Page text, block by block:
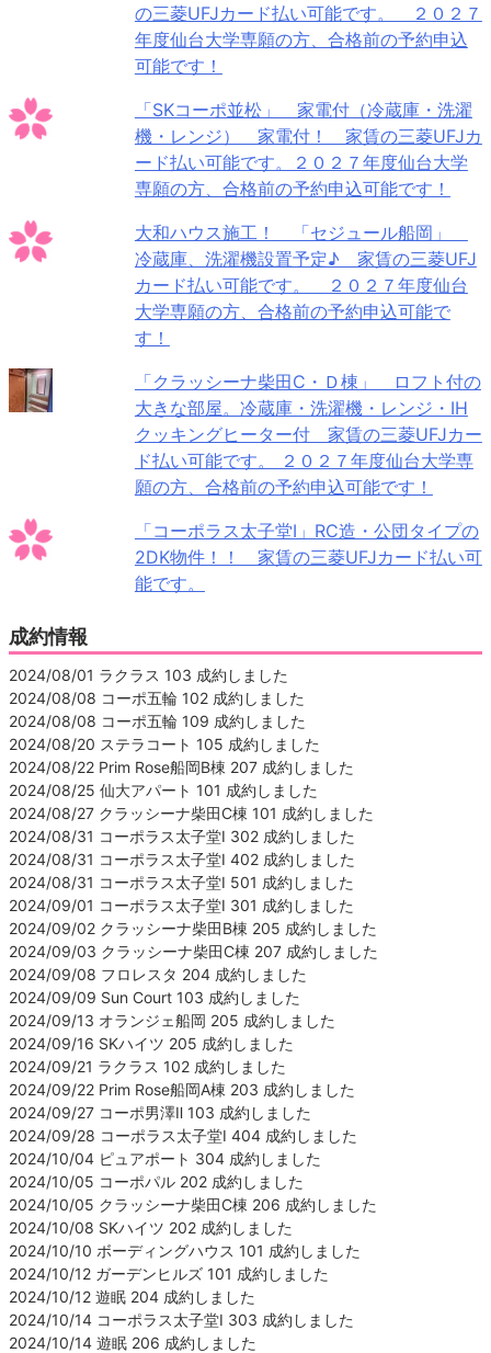
の三菱UFJカード払い可能です。 ２０２７
年度仙台大学専願の方、合格前の予約申込
可能です！
「SKコーポ並松」 家電付（冷蔵庫・洗濯
機・レンジ） 家電付！ 家賃の三菱UFJカ
ード払い可能です。２０２７年度仙台大学
専願の方、合格前の予約申込可能です！
大和ハウス施工！ 「セジュール船岡」
冷蔵庫、洗濯機設置予定♪ 家賃の三菱UFJ
カード払い可能です。 ２０２７年度仙台
大学専願の方、合格前の予約申込可能で
す！
「クラッシーナ柴田C・Ｄ棟」 ロフト付の
大きな部屋。冷蔵庫・洗濯機・レンジ・IH
クッキングヒーター付 家賃の三菱UFJカー
ド払い可能です。 ２０２７年度仙台大学専
願の方、合格前の予約申込可能です！
「コーポラス太子堂Ⅰ」RC造・公団タイプの
2DK物件！！ 家賃の三菱UFJカード払い可
能です。
成約情報
2024/08/01 ラクラス 103 成約しました
2024/08/08 コーポ五輪 102 成約しました
2024/08/08 コーポ五輪 109 成約しました
2024/08/20 ステラコート 105 成約しました
2024/08/22 Prim Rose船岡B棟 207 成約しました
2024/08/25 仙大アパート 101 成約しました
2024/08/27 クラッシーナ柴田C棟 101 成約しました
2024/08/31 コーポラス太子堂Ⅰ 302 成約しました
2024/08/31 コーポラス太子堂Ⅰ 402 成約しました
2024/08/31 コーポラス太子堂Ⅰ 501 成約しました
2024/09/01 コーポラス太子堂Ⅰ 301 成約しました
2024/09/02 クラッシーナ柴田B棟 205 成約しました
2024/09/03 クラッシーナ柴田C棟 207 成約しました
2024/09/08 フロレスタ 204 成約しました
2024/09/09 Sun Court 103 成約しました
2024/09/13 オランジェ船岡 205 成約しました
2024/09/16 SKハイツ 205 成約しました
2024/09/21 ラクラス 102 成約しました
2024/09/22 Prim Rose船岡A棟 203 成約しました
2024/09/27 コーポ男澤Ⅱ 103 成約しました
2024/09/28 コーポラス太子堂Ⅰ 404 成約しました
2024/10/04 ピュアポート 304 成約しました
2024/10/05 コーポパル 202 成約しました
2024/10/05 クラッシーナ柴田C棟 206 成約しました
2024/10/08 SKハイツ 202 成約しました
2024/10/10 ボーディングハウス 101 成約しました
2024/10/12 ガーデンヒルズ 101 成約しました
2024/10/12 遊眠 204 成約しました
2024/10/14 コーポラス太子堂Ⅰ 303 成約しました
2024/10/14 遊眠 206 成約しました